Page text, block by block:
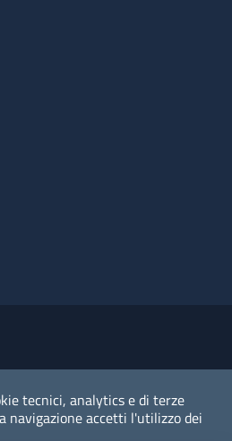
tecnici, analytics e di terze
navigazione accetti l'utilizzo dei
del dato personale